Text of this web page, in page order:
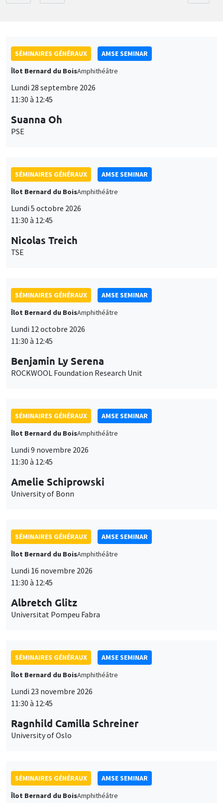
SÉMINAIRES GÉNÉRAUX
AMSE SEMINAR
Îlot Bernard du BoisAmphithéâtre
Lundi 28 septembre 2026
11:30 à 12:45
Suanna Oh
PSE
SÉMINAIRES GÉNÉRAUX
AMSE SEMINAR
Îlot Bernard du BoisAmphithéâtre
Lundi 5 octobre 2026
11:30 à 12:45
Nicolas Treich
TSE
SÉMINAIRES GÉNÉRAUX
AMSE SEMINAR
Îlot Bernard du BoisAmphithéâtre
Lundi 12 octobre 2026
11:30 à 12:45
Benjamin Ly Serena
ROCKWOOL Foundation Research Unit
SÉMINAIRES GÉNÉRAUX
AMSE SEMINAR
Îlot Bernard du BoisAmphithéâtre
Lundi 9 novembre 2026
11:30 à 12:45
Amelie Schiprowski
University of Bonn
SÉMINAIRES GÉNÉRAUX
AMSE SEMINAR
Îlot Bernard du BoisAmphithéâtre
Lundi 16 novembre 2026
11:30 à 12:45
Albretch Glitz
Universitat Pompeu Fabra
SÉMINAIRES GÉNÉRAUX
AMSE SEMINAR
Îlot Bernard du BoisAmphithéâtre
Lundi 23 novembre 2026
11:30 à 12:45
Ragnhild Camilla Schreiner
University of Oslo
SÉMINAIRES GÉNÉRAUX
AMSE SEMINAR
Îlot Bernard du BoisAmphithéâtre